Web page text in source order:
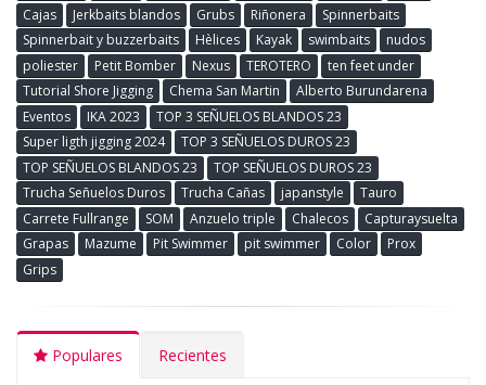
Cajas
Jerkbaits blandos Grubs Riñonera
Spinnerbaits
Spinnerbait y buzzerbaits
Hèlices Kayak swimbaits
nudos
poliester
Petit Bomber Nexus TEROTERO
ten feet under
Tutorial Shore Jigging
Chema San Martin
Alberto Burundarena
Eventos
IKA 2023
TOP 3 SEÑUELOS BLANDOS 23
Super ligth jigging 2024
TOP 3 SEÑUELOS DUROS 23
TOP SEÑUELOS BLANDOS 23
TOP SEÑUELOS DUROS 23
Trucha Señuelos Duros
Trucha Cañas japanstyle
Tauro
Carrete Fullrange
SOM Anzuelo triple Chalecos
Capturaysuelta
Grapas
Mazume Pit Swimmer pit swimmer Color
Prox
Grips
Populares Recientes